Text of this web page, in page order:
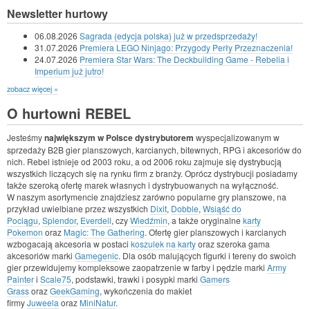
Newsletter hurtowy
06.08.2026 Sagrada (edycja polska) już w przedsprzedaży!
31.07.2026 Premiera LEGO Ninjago: Przygody Perły Przeznaczenia!
24.07.2026 Premiera Star Wars: The Deckbuilding Game - Rebelia i
Imperium już jutro!
zobacz więcej »
O hurtowni REBEL
Jesteśmynajwiększym w Polsce dystrybutorem wyspecjalizowanym w
sprzedaży B2B gier planszowych, karcianych, bitewnych, RPG i akcesoriów do
nich. Rebel istnieje od 2003 roku, a od 2006 roku zajmuje się dystrybucją
wszystkich liczących się na rynku firm z branży. Oprócz dystrybucji posiadamy
także szeroką ofertę marek własnych i dystrybuowanych na wyłączność.
W naszym asortymencie znajdziesz zarówno popularne gry planszowe, na
przykład uwielbiane przez wszystkich Dixit, Dobble, Wsiąść do
Pociągu, Splendor, Everdell, czyWiedźmin, a także oryginalne karty
Pokemon oraz Magic: The Gathering. Ofertę gier planszowych i karcianych
wzbogacają akcesoria w postaci koszulek na kartyoraz szeroka gama
akcesoriów marki Gamegenic. Dla osób malujących figurki i tereny do swoich
gier przewidujemy kompleksowe zaopatrzenie w farby i pędzle marki Army
Painteri Scale75, podstawki, trawki i posypki marki Gamers
GrassorazGeekGaming, wykończenia do makiet
firmyJuweela oraz MiniNatur.